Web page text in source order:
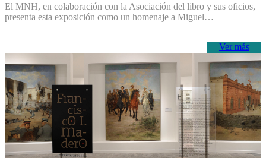
El MNH, en colaboración con la Asociación del libro y sus oficios,
presenta esta exposición como un homenaje a Miguel…
Ver más